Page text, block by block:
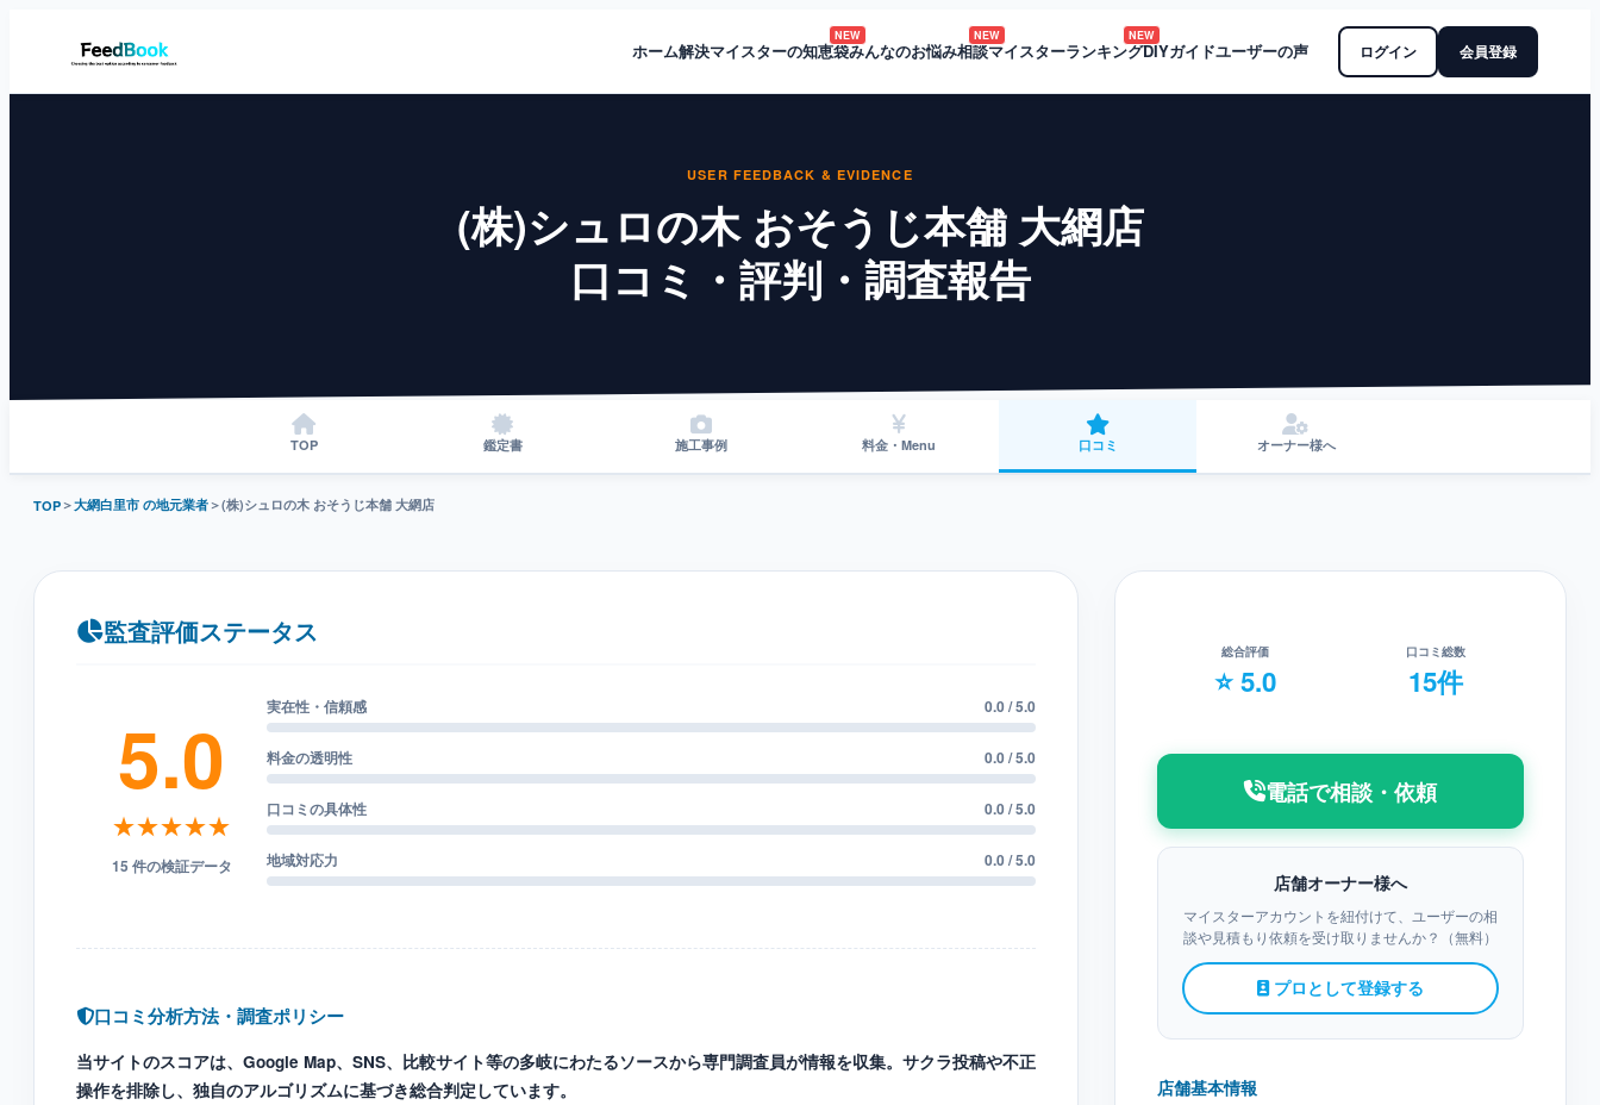
ホーム解決マイスターの知恵袋
NEW
みんなのお悩み相談
NEW
マイスターランキング
NEW
DIYガイドユーザーの声 ログイン 会員登録
USER FEEDBACK & EVIDENCE
(株)シュロの木 おそうじ本舗 大網店
口コミ・評判・調査報告
TOP 鑑定書 施工事例 料金・Menu 口コミ オーナー様へ
TOP＞大網白里市 の地元業者＞(株)シュロの木 おそうじ本舗 大網店
監査評価ステータス
5.0
★★★★★
15 件の検証データ
実在性・信頼感 0.0 / 5.0
料金の透明性 0.0 / 5.0
口コミの具体性 0.0 / 5.0
地域対応力 0.0 / 5.0
口コミ分析方法・調査ポリシー
当サイトのスコアは、Google Map、SNS、比較サイト等の多岐にわたるソースから専門調査員が情報を収集。サクラ投稿や不正
操作を排除し、独自のアルゴリズムに基づき総合判定しています。
総合評価
⭐ 5.0
口コミ総数
15件
電話で相談・依頼
店舗オーナー様へ
マイスターアカウントを紐付けて、ユーザーの相
談や見積もり依頼を受け取りませんか？（無料）
プロとして登録する
店舗基本情報